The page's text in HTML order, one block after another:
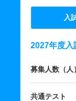
入
2027年度入
募集人数（人
共通テスト